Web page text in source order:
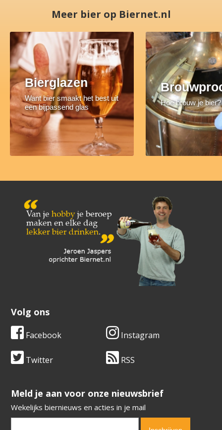
Meer bier op Biernet.nl
Bierglazen
Want bier smaakt het best uit
een bijpassend glas
Hoe brouw je bier?
Volg ons
Facebook Instagram
Twitter RSS
​​​​​​​Meld je aan voor onze nieuwsbrief
Wekelijks biernieuws en acties in je mail